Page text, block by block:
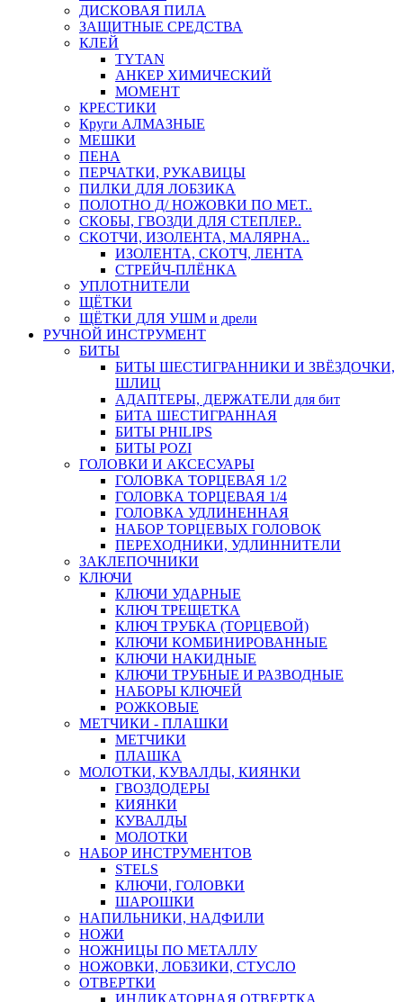
ДИСКОВАЯ ПИЛА
ЗАЩИТНЫЕ СРЕДСТВА
КЛЕЙ
TYTAN
АНКЕР ХИМИЧЕСКИЙ
МОМЕНТ
КРЕСТИКИ
Круги АЛМАЗНЫЕ
МЕШКИ
ПЕНА
ПЕРЧАТКИ, РУКАВИЦЫ
ПИЛКИ ДЛЯ ЛОБЗИКА
ПОЛОТНО Д/ НОЖОВКИ ПО МЕТ..
СКОБЫ, ГВОЗДИ ДЛЯ СТЕПЛЕР..
СКОТЧИ, ИЗОЛЕНТА, МАЛЯРНА..
ИЗОЛЕНТА, СКОТЧ, ЛЕНТА
СТРЕЙЧ-ПЛЁНКА
УПЛОТНИТЕЛИ
ЩЁТКИ
ЩЁТКИ ДЛЯ УШМ и дрели
РУЧНОЙ ИНСТРУМЕНТ
БИТЫ
БИТЫ ШЕСТИГРАННИКИ И ЗВЁЗДОЧКИ,
ШЛИЦ
АДАПТЕРЫ, ДЕРЖАТЕЛИ для бит
БИТА ШЕСТИГРАННАЯ
БИТЫ PHILIPS
БИТЫ POZI
ГОЛОВКИ И АКСЕСУАРЫ
ГОЛОВКА ТОРЦЕВАЯ 1/2
ГОЛОВКА ТОРЦЕВАЯ 1/4
ГОЛОВКА УДЛИНЕННАЯ
НАБОР ТОРЦЕВЫХ ГОЛОВОК
ПЕРЕХОДНИКИ, УДЛИННИТЕЛИ
ЗАКЛЕПОЧНИКИ
КЛЮЧИ
КЛЮЧИ УДАРНЫЕ
КЛЮЧ ТРЕЩЕТКА
КЛЮЧ ТРУБКА (ТОРЦЕВОЙ)
КЛЮЧИ КОМБИНИРОВАННЫЕ
КЛЮЧИ НАКИДНЫЕ
КЛЮЧИ ТРУБНЫЕ И РАЗВОДНЫЕ
НАБОРЫ КЛЮЧЕЙ
РОЖКОВЫЕ
МЕТЧИКИ - ПЛАШКИ
МЕТЧИКИ
ПЛАШКА
МОЛОТКИ, КУВАЛДЫ, КИЯНКИ
ГВОЗДОДЕРЫ
КИЯНКИ
КУВАЛДЫ
МОЛОТКИ
НАБОР ИНСТРУМЕНТОВ
STELS
КЛЮЧИ, ГОЛОВКИ
ШАРОШКИ
НАПИЛЬНИКИ, НАДФИЛИ
НОЖИ
НОЖНИЦЫ ПО МЕТАЛЛУ
НОЖОВКИ, ЛОБЗИКИ, СТУСЛО
ОТВЕРТКИ
ИНДИКАТОРНАЯ ОТВЕРТКА